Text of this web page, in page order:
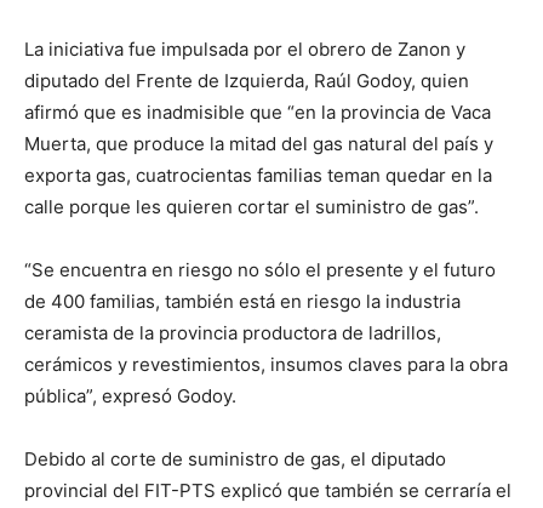
La iniciativa fue impulsada por el obrero de Zanon y
diputado del Frente de Izquierda, Raúl Godoy, quien
afirmó que es inadmisible que “en la provincia de Vaca
Muerta, que produce la mitad del gas natural del país y
exporta gas, cuatrocientas familias teman quedar en la
calle porque les quieren cortar el suministro de gas”.
“Se encuentra en riesgo no sólo el presente y el futuro
de 400 familias, también está en riesgo la industria
ceramista de la provincia productora de ladrillos,
cerámicos y revestimientos, insumos claves para la obra
pública”, expresó Godoy.
Debido al corte de suministro de gas, el diputado
provincial del FIT-PTS explicó que también se cerraría el